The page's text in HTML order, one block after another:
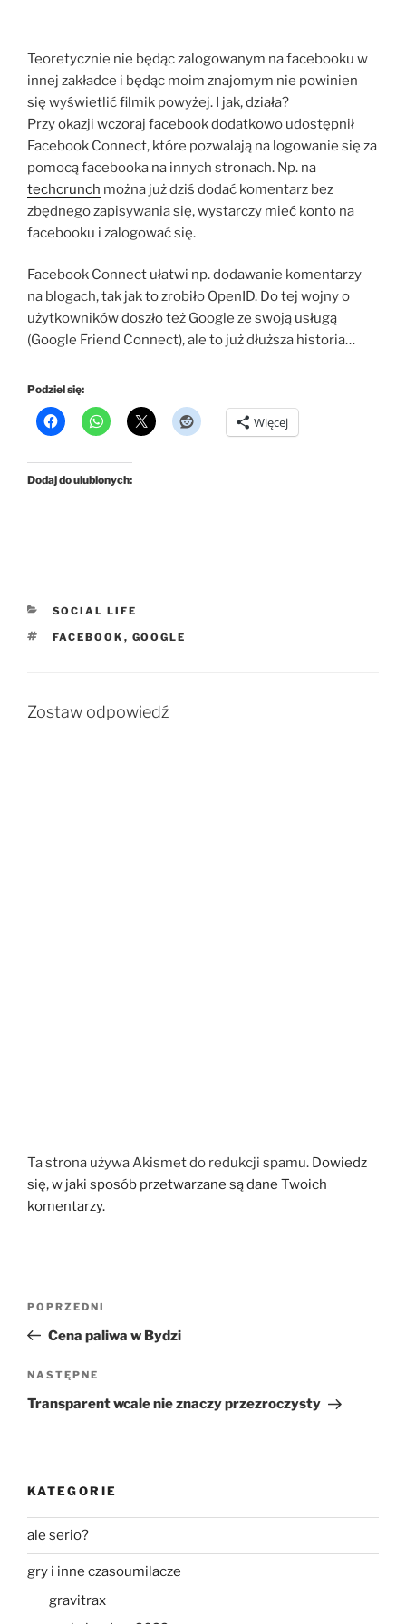
Teoretycznie nie będąc zalogowanym na facebooku w
innej zakładce i będąc moim znajomym nie powinien
się wyświetlić filmik powyżej. I jak, działa?
Przy okazji wczoraj facebook dodatkowo udostępnił
Facebook Connect, które pozwalają na logowanie się za
pomocą facebooka na innych stronach. Np. na
techcrunch można już dziś dodać komentarz bez
zbędnego zapisywania się, wystarczy mieć konto na
facebooku i zalogować się.
Facebook Connect ułatwi np. dodawanie komentarzy
na blogach, tak jak to zrobiło OpenID. Do tej wojny o
użytkowników doszło też Google ze swoją usługą
(Google Friend Connect), ale to już dłuższa historia…
Podziel się:
Więcej
Dodaj do ulubionych:
KATEGORIE
SOCIAL LIFE
TAGI
FACEBOOK , GOOGLE
Zostaw odpowiedź
Ta strona używa Akismet do redukcji spamu. Dowiedz
się, w jaki sposób przetwarzane są dane Twoich
komentarzy.
Poprzedni
wpis
POPRZEDNI
Cena paliwa w Bydzi
Następny
wpis
NASTĘPNE
Transparent wcale nie znaczy przezroczysty
KATEGORIE
ale serio?
gry i inne czasoumilacze
gravitrax